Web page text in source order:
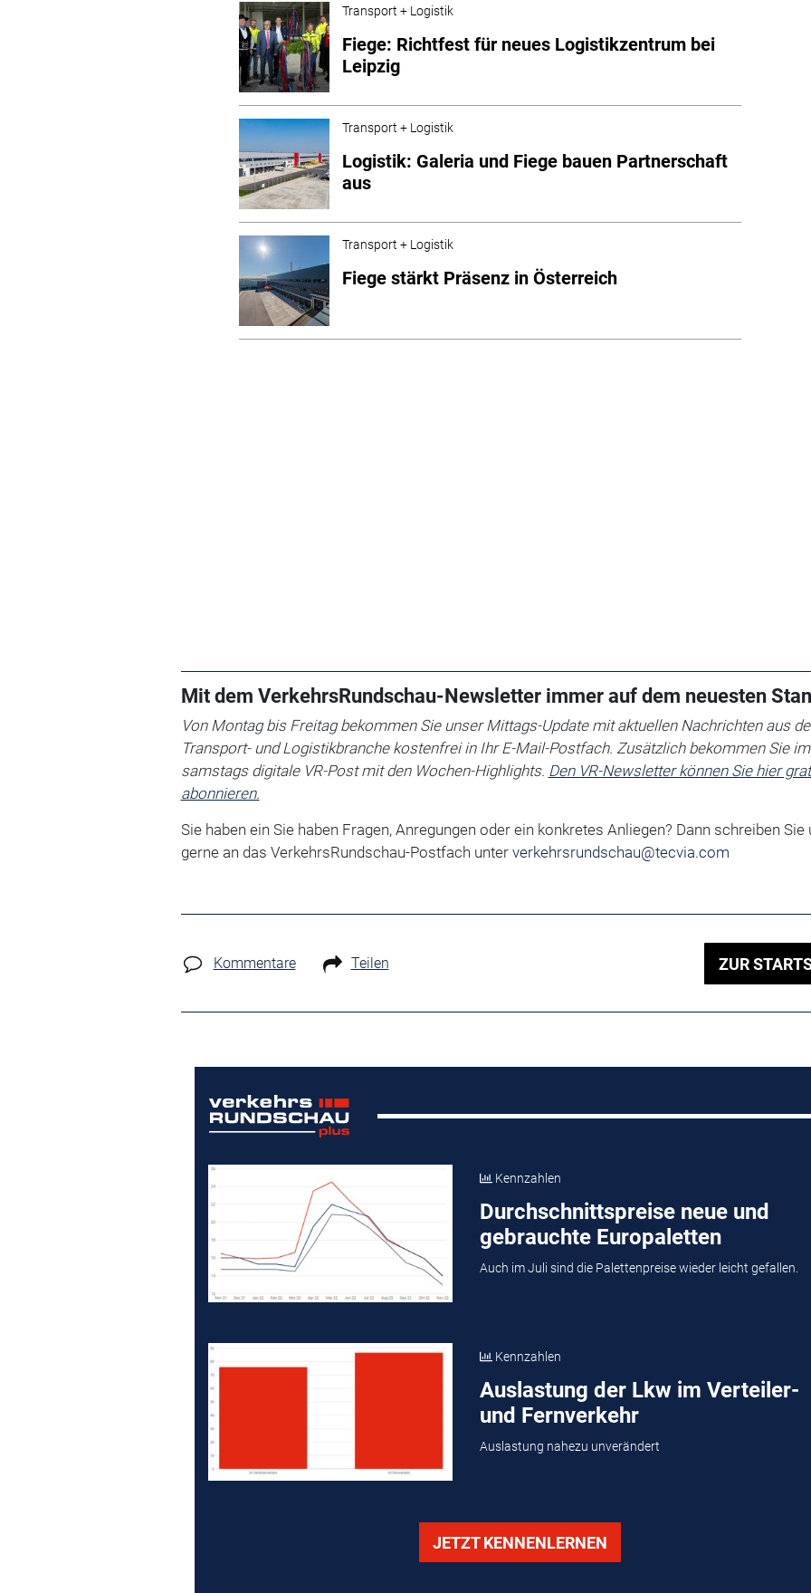
Transport + Logistik
Fiege: Richtfest für neues Logistikzentrum bei
Leipzig
Transport + Logistik
Logistik: Galeria und Fiege bauen Partnerschaft
aus
Transport + Logistik
Fiege stärkt Präsenz in Österreich
Mit dem VerkehrsRundschau-Newsletter immer auf dem neuesten
Von Montag bis Freitag bekommen Sie unser Mittags-Update mit aktuellen Nachrichten aus
Transport- und Logistikbranche kostenfrei in Ihr E-Mail-Postfach. Zusätzlich bekommen Sie
samstags digitale VR-Post mit den Wochen-Highlights. Den VR-Newsletter können Sie hier
abonnieren.
Sie haben ein Sie haben Fragen, Anregungen oder ein konkretes Anliegen? Dann schreiben Sie
gerne an das VerkehrsRundschau-Postfach unter verkehrsrundschau@tecvia.com
Kommentare Teilen ZUR
Kennzahlen
Durchschnittspreise neue und
gebrauchte Europaletten
Auch im Juli sind die Palettenpreise wieder leicht gefallen.
Kennzahlen
Auslastung der Lkw im Verteiler-
und Fernverkehr
Auslastung nahezu unverändert
JETZT KENNENLERNEN